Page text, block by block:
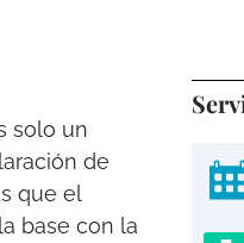
solo un
de
que el
base con la